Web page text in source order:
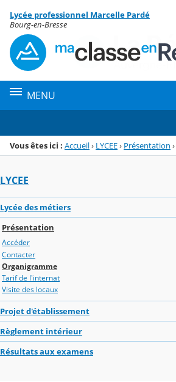
Menu de la rubrique
Contenu
Lycée professionnel Marcelle Pardé
Bourg-en-Bresse
MENU
Vous êtes ici : Accueil› LYCEE› Présentation ›
LYCEE
Lycée des métiers
Présentation
Accéder
Contacter
Organigramme
Tarif de l'internat
Visite des locaux
Projet d'établissement
Règlement intérieur
Résultats aux examens